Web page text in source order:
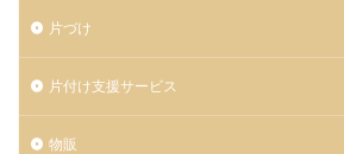
片づけ
片付け支援サービス
物販